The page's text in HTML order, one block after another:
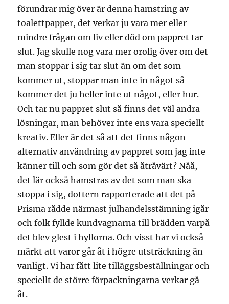
förundrar mig över är denna hamstring av
toalettpapper, det verkar ju vara mer eller
mindre frågan om liv eller död om pappret tar
slut. Jag skulle nog vara mer orolig över om det
man stoppar i sig tar slut än om det som
kommer ut, stoppar man inte in något så
kommer det ju heller inte ut något, eller hur.
Och tar nu pappret slut så finns det väl andra
lösningar, man behöver inte ens vara speciellt
kreativ. Eller är det så att det finns någon
alternativ användning av pappret som jag inte
känner till och som gör det så åtråvärt? Nåå,
det lär också hamstras av det som man ska
stoppa i sig, dottern rapporterade att det på
Prisma rådde närmast julhandelsstämning igår
och folk fyllde kundvagnarna till brädden varpå
det blev glest i hyllorna. Och visst har vi också
märkt att varor går åt i högre utsträckning än
vanligt. Vi har fått lite tilläggsbeställningar och
speciellt de större förpackningarna verkar gå
åt.